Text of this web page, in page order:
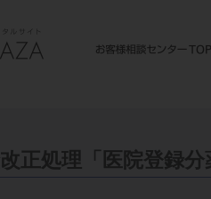
正処理「医院登録